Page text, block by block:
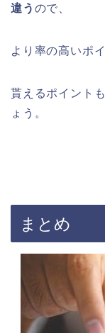
違う ので、
より率の高いポ
貰えるポイント
ょう。
まとめ